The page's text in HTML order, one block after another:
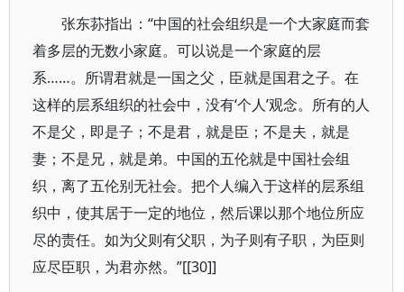
张东荪指出：“中国的社会组织是一个大家庭而套
着多层的无数小家庭。可以说是一个家庭的层
系……。所谓君就是一国之父，臣就是国君之子。在
这样的层系组织的社会中，没有‘个人’观念。所有的人
不是父，即是子；不是君，就是臣；不是夫，就是
妻；不是兄，就是弟。中国的五伦就是中国社会组
织，离了五伦别无社会。把个人编入于这样的层系组
织中，使其居于一定的地位，然后课以那个地位所应
尽的责任。如为父则有父职，为子则有子职，为臣则
应尽臣职，为君亦然。”[[30]]